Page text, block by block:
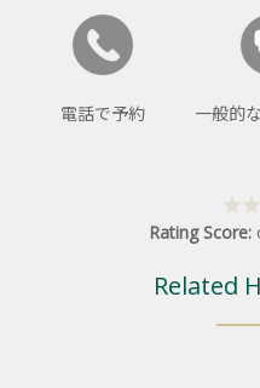
電話で予約 一般的
Rating Score:
Related